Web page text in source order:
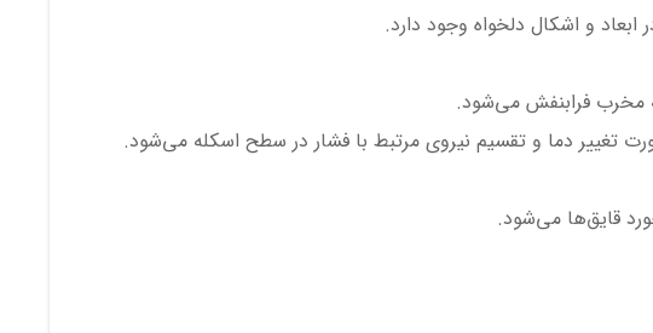
و اشکال دلخواه وجود دارد.
مخرب فرابنفش می‌شود.
تغییر دما و تقسیم نیروی مرتبط با فشار در سطح اسکله می‌شود.
قایق‌ها می‌شود.